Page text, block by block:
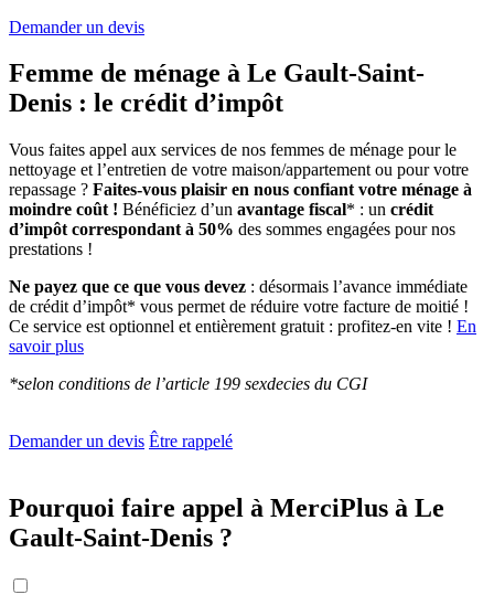
Demander un devis
Femme de ménage à Le Gault-Saint-
Denis : le crédit d’impôt
Vous faites appel aux services de nos femmes de ménage pour le
nettoyage et l’entretien de votre maison/appartement ou pour votre
repassage ? Faites-vous plaisir en nous confiant votre ménage à
moindre coût ! Bénéficiez d’un avantage fiscal* : un crédit
d’impôt correspondant à 50% des sommes engagées pour nos
prestations !
Ne payez que ce que vous devez : désormais l’avance immédiate
de crédit d’impôt* vous permet de réduire votre facture de moitié !
Ce service est optionnel et entièrement gratuit : profitez-en vite ! En
savoir plus
*selon conditions de l’article 199 sexdecies du CGI
Demander un devis Être rappelé
Pourquoi faire appel à MerciPlus à Le
Gault-Saint-Denis ?